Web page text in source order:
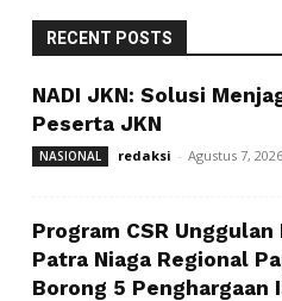
RECENT POSTS
NADI JKN: Solusi
Peserta JKN
NASIONAL redaksi - Agustus 7, 2026
Program CSR
Patra Niaga Regional
Borong 5 Penghargaan